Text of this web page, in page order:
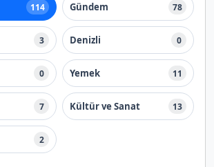
114 Gündem 78
3 Denizli 0
0 Yemek 11
7 Kültür ve Sanat 13
2